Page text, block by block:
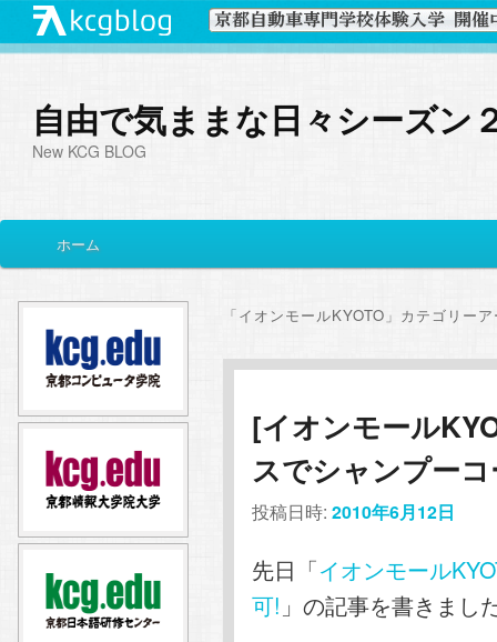
自由で気ままな日々シーズン
New KCG BLOG
イ
メ
イ
ン
コ
ン
ツ
サ
ブ
コ
ン
テ
へ
ホーム
「イオンモールKYOTO 」カテゴリー
[イオンモール
スでシャンプー
投稿日時: 2010年6月12日
先日「イオンモール
可! 」の記事を書きまし